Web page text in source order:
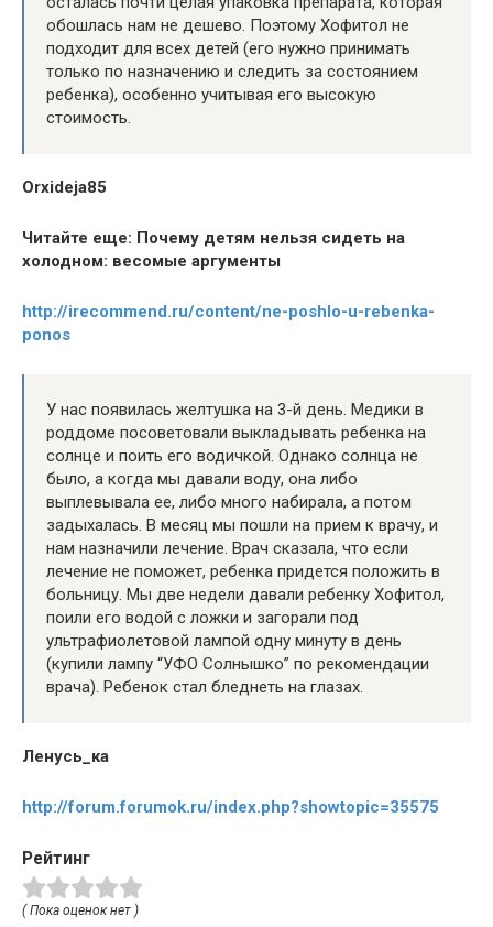
обошлась нам не дешево. Поэтому Хофитол не
подходит для всех детей (его нужно принимать
только по назначению и следить за состоянием
ребенка), особенно учитывая его высокую
стоимость.
Orxideja85
Читайте еще: Почему детям нельзя сидеть на
холодном: весомые аргументы
http://irecommend.ru/content/ne-poshlo-u-rebenka-
ponos
У нас появилась желтушка на 3-й день. Медики в
роддоме посоветовали выкладывать ребенка на
солнце и поить его водичкой. Однако солнца не
было, а когда мы давали воду, она либо
выплевывала ее, либо много набирала, а потом
задыхалась. В месяц мы пошли на прием к врачу, и
нам назначили лечение. Врач сказала, что если
лечение не поможет, ребенка придется положить в
больницу. Мы две недели давали ребенку Хофитол,
поили его водой с ложки и загорали под
ультрафиолетовой лампой одну минуту в день
(купили лампу “УФО Солнышко” по рекомендации
врача). Ребенок стал бледнеть на глазах.
Ленусь_ка
http://forum.forumok.ru/index.php?showtopic=35575
Рейтинг
( Пока оценок нет )